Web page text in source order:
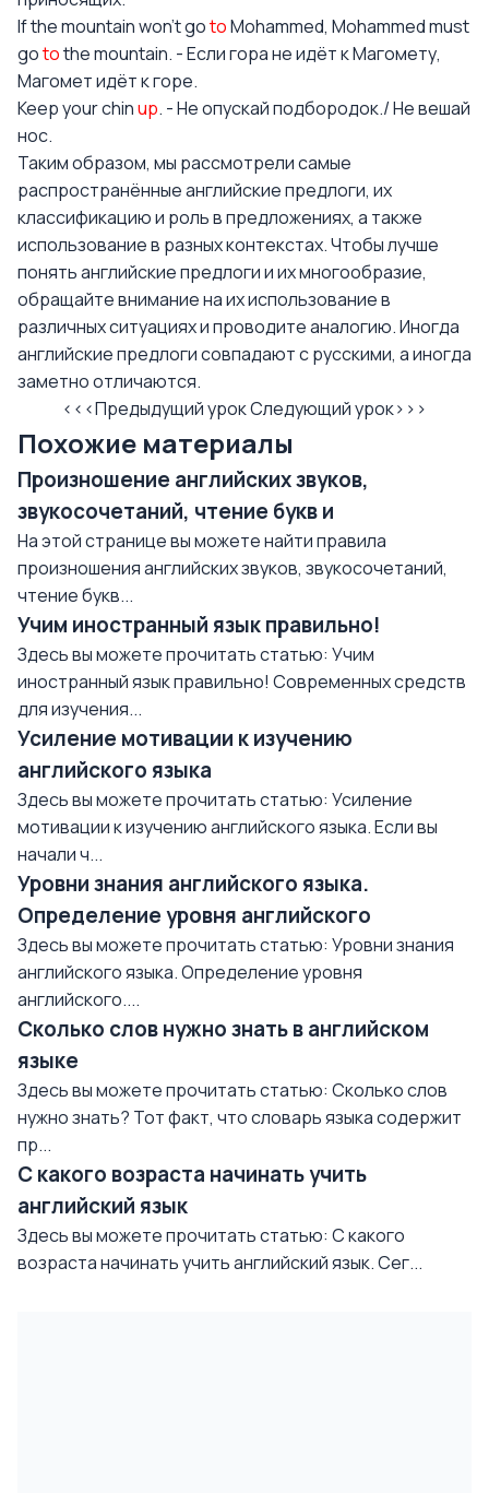
If the mountain won’t gotoMohammed, Mohammed must
gotothe mountain. - Если гора не идёт к Магомету,
Магомет идёт к горе.
Keep your chinup. - Не опускай подбородок./ Не вешай
нос.
Таким образом, мы рассмотрели самые
распространённые английские предлоги, их
классификацию и роль в предложениях, а также
использование в разных контекстах. Чтобы лучше
понять английские предлоги и их многообразие,
обращайте внимание на их использование в
различных ситуациях и проводите аналогию. Иногда
английские предлоги совпадают с русскими, а иногда
заметно отличаются.
<<<Предыдущий урокСледующий урок>>>
Похожие материалы
Произношение английских звуков,
звукосочетаний, чтение букв и
На этой странице вы можете найти правила
произношения английских звуков, звукосочетаний,
чтение букв...
Учим иностранный язык правильно!
Здесь вы можете прочитать статью: Учим
иностранный язык правильно! Современных средств
для изучения...
Усиление мотивации к изучению
английского языка
Здесь вы можете прочитать статью: Усиление
мотивации к изучению английского языка. Если вы
начали ч...
Уровни знания английского языка.
Определение уровня английского
Здесь вы можете прочитать статью: Уровни знания
английского языка. Определение уровня
английского....
Сколько слов нужно знать в английском
языке
Здесь вы можете прочитать статью: Сколько слов
нужно знать? Тот факт, что словарь языка содержит
пр...
С какого возраста начинать учить
английский язык
Здесь вы можете прочитать статью: С какого
возраста начинать учить английский язык. Сег...